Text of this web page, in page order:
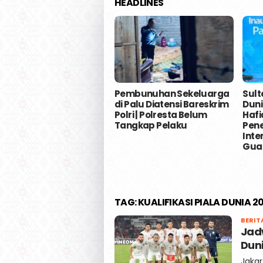
Pembunuhan Sekeluarga
di Palu Diatensi Bareskrim
Polri | Polresta Belum
Tangkap Pelaku
TAG:KUALIFIKASI PIALA DUNIA